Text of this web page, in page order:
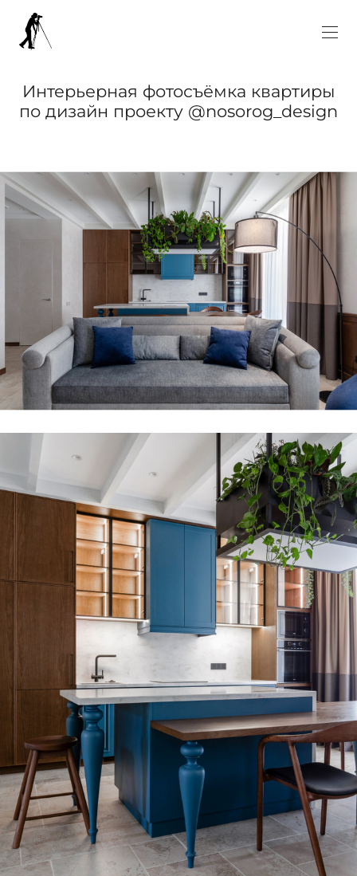
Интерьерная фотосъёмка квартиры
по дизайн проекту @nosorog_design